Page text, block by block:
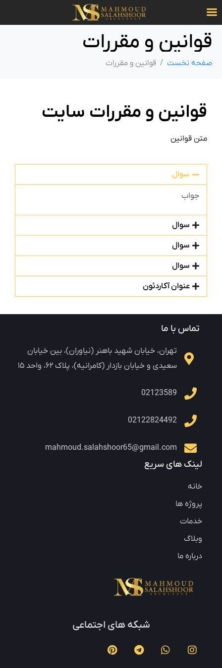
قوانین و مقررات
صفحه نخست قوانین و مقررات
قوانین و مقررات سایت
متن قوانین
سوال
جواب
سوال
سوال
سوال
عنوان آکاردئون
تماس با ما
تهران، خیابان شهید باهنر (نیاوران)، بین خیابان
سعیدی و خیابان بازدار (کامرانیه)، پلاک ۶۲، واحد ۱۵
02123589
02122824492
mahmoud.salahshoor65@gmail.com
لینک های سریع
خانه
پروژه ها
خدمات
وبلاگ
درباره ما
شبکه های اجتماعی